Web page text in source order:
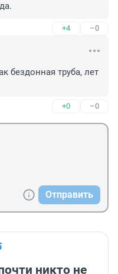
+4 –0
бездонная труба, лет
+0 –0
Отправить
никто не